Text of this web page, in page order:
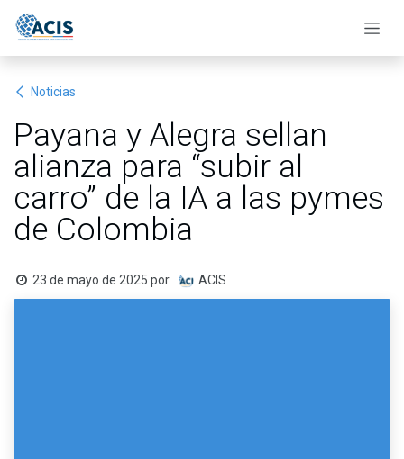
Noticias
Payana y Alegra sellan
alianza para “subir al
carro” de la IA a las pymes
de Colombia
23 de mayo de 2025 por ACIS